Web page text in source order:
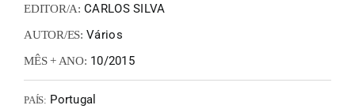
EDITOR/A: CARLOS SILVA
AUTOR/ES: Vários
MÊS + ANO: 10/2015
PAÍS: Portugal